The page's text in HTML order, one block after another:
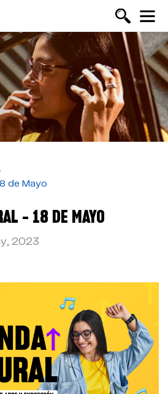
de Mayo
- 18 DE MAYO
2023